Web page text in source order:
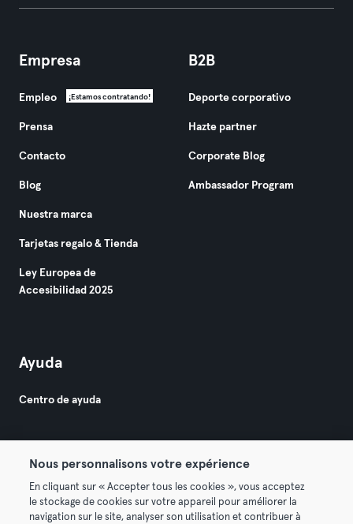
Empresa
Empleo ¡Estamos contratando!
Prensa
Contacto
Blog
Nuestra marca
Tarjetas regalo & Tienda
Ley Europea de
Accesibilidad 2025
B2B
Deporte corporativo
Hazte partner
Corporate Blog
Ambassador Program
Ayuda
Centro de ayuda
© 2026 Urban Sports Group GmbH. All rights reserved.
Nous personnalisons votre expérience
En cliquant sur « Accepter tous les cookies », vous acceptez
le stockage de cookies sur votre appareil pour améliorer la
navigation sur le site, analyser son utilisation et contribuer à